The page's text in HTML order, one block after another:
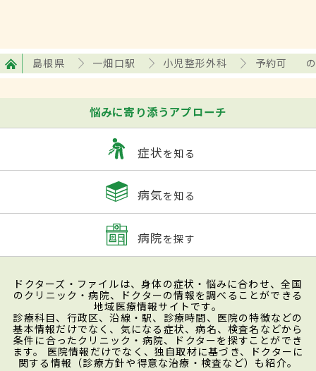
島根県 一畑口駅 小児整形外科 予約可
悩みに寄り添うアプローチ
症状を知る
病気を知る
病院を探す
ドクターズ・ファイルは、身体の症状・悩みに合わせ、全国
のクリニック・病院、ドクターの情報を調べることができる
地域医療情報サイトです。
診療科目、行政区、沿線・駅、診療時間、医院の特徴などの
基本情報だけでなく、気になる症状、病名、検査名などから
条件に合ったクリニック・病院、ドクターを探すことができ
ます。 医院情報だけでなく、独自取材に基づき、ドクターに
関する情報（診療方針や得意な治療・検査など）も紹介。